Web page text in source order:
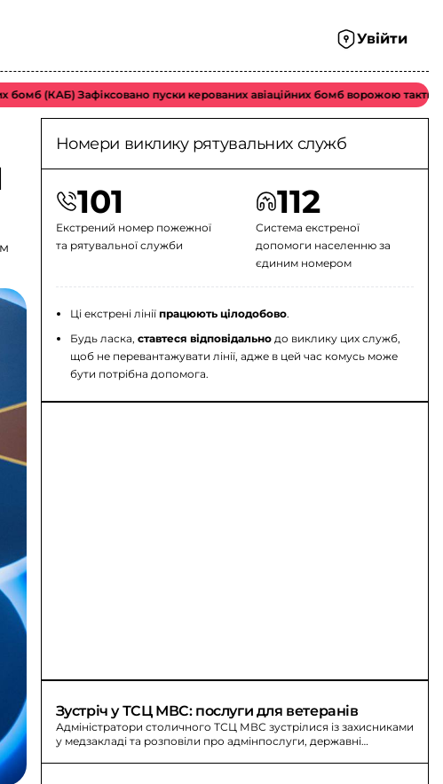
Увійти
(КАБ) Зафіксовано пуски керованих авіаційних бомб ворожою тактичною
Номери виклику рятувальних служб
101
Екстрений номер пожежної
та рятувальної служби
112
Система екстреної
допомоги населенню за
єдиним номером
Ці екстрені лінії працюють цілодобово.
Будь ласка, ставтеся відповідальнодо виклику цих служб,
щоб не перевантажувати лінії, адже в цей час комусь може
бути потрібна допомога.
Зустріч у ТСЦ МВС: послуги для ветеранів
Адміністратори столичного ТСЦ МВС зустрілися із захисниками
у медзакладі та розповіли про адмінпослуги, державні